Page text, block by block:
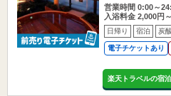
営業時間 0:00～
入浴料金 2,000円～
日帰り 宿泊 炭
電子チケットあり
楽天トラベルの宿